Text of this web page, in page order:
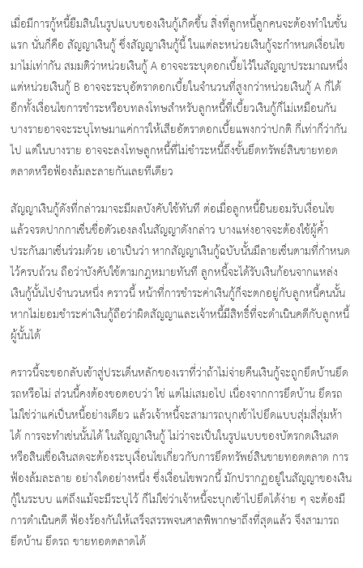
เมื่อมีการกู้หนี้ยืมสินในรูปแบบของเงินกู้เกิดขึ้น สิ่งที่ลูกหนี้ลูกคนจะต้องทำในชั้น
แรก นั่นก็คือ สัญญาเงินกู้ ซึ่งสัญญาเงินกู้นี้ ในแต่ละหน่วยเงินกู้จะกำหนดเงื่อนไข
มาไม่เท่ากัน สมมติว่าหน่วยเงินกู้ A อาจจะระบุดอกเบี้ยไว้ในสัญญาประมาณหนึ่ง
แต่หน่วยเงินกู้ B อาจจะระบุอัตราดอกเบี้ยในจำนวนที่สูงกว่าหน่วยเงินกู้ A ก็ได้
อีกทั้งเงื่อนไขการชำระหรือบทลงโทษสำหรับลูกหนี้ที่เบี้ยวเงินกู้ก็ไม่เหมือนกัน
บางรายอาจจะระบุโทษมาแค่การให้เสียอัตราดอกเบี้ยแพงกว่าปกติ กี่เท่าก็ว่ากัน
ไป แต่ในบางราย อาจจะลงโทษลูกหนี้ที่ไม่ชำระหนี้ถึงขั้นยึดทรัพย์สินขายทอด
ตลาดหรือฟ้องล้มละลายกันเลยทีเดียว
สัญญาเงินกู้ดังที่กล่าวมาจะมีผลบังคับใช้ทันที ต่อเมื่อลูกหนี้ยินยอมรับเงื่อนไข
แล้วจรดปากกาเซ็นชื่อตัวเองลงในสัญญาดังกล่าว บางแห่งอาจจะต้องใช้ผู้ค้ำ
ประกันมาเซ็นร่วมด้วย เอาเป็นว่า หากสัญญาเงินกู้ฉบับนั้นมีลายเซ็นตามที่กำหนด
ไว้ครบถ้วน ถือว่าบังคับใช้ตามกฎหมายทันที ลูกหนี้จะได้รับเงินก้อนจากแหล่ง
เงินกู้นั้นไปจำนวนหนึ่ง คราวนี้ หน้าที่การชำระค่าเงินกู้ก็จะตกอยู่กับลูกหนี้คนนั้น
หากไม่ยอมชำระค่าเงินกู้ถือว่าผิดสัญญาและเจ้าหนี้มีสิทธิ์ที่จะดำเนินคดีกับลูกหนี้
ผู้นั้นได้
คราวนี้จะขอกลับเข้าสู่ประเด็นหลักของเราที่ว่าถ้าไม่จ่ายคืนเงินกู้จะถูกยึดบ้านยึด
รถหรือไม่ ส่วนนี้คงต้องขอตอบว่า ใช่ แต่ไม่เสมอไป เนื่องจากการยึดบ้าน ยึดรถ
ไม่ใช่ว่าแค่เป็นหนี้อย่างเดียว แล้วเจ้าหนี้จะสามารถบุกเข้าไปยึดแบบสุ่มสี่สุ่มห้า
ได้ การจะทำเช่นนั้นได้ ในสัญญาเงินกู้ ไม่ว่าจะเป็นในรูปแบบของบัตรกดเงินสด
หรือสินเชื่อเงินสดจะต้องระบุเงื่อนไขเกี่ยวกับการยึดทรัพย์สินขายทอดตลาด การ
ฟ้องล้มละลาย อย่างใดอย่างหนึ่ง ซึ่งเงื่อนไขพวกนี้ มักปรากฏอยู่ในสัญญาของเงิน
กู้ในระบบ แต่ถึงแม้จะมีระบุไว้ ก็ไม่ใช่ว่าเจ้าหนี้จะบุกเข้าไปยึดได้ง่าย ๆ จะต้องมี
การดำเนินคดี ฟ้องร้องกันให้เสร็จสรรพจนศาลพิพากษาถึงที่สุดแล้ว จึงสามารถ
ยึดบ้าน ยึดรถ ขายทอดตลาดได้